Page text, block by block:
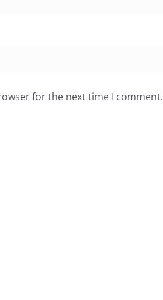
for the next time I comment.